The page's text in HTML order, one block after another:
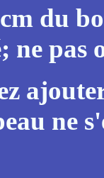
du
ne pas
ne